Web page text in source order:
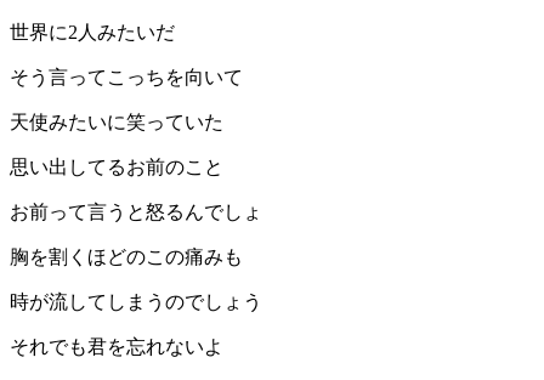
世界に2人みたいだ
そう言ってこっちを向いて
天使みたいに笑っていた
思い出してるお前のこと
お前って言うと怒るんでしょ
胸を割くほどのこの痛みも
時が流してしまうのでしょう
それでも君を忘れないよ